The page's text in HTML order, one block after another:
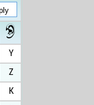
Y
Z
K